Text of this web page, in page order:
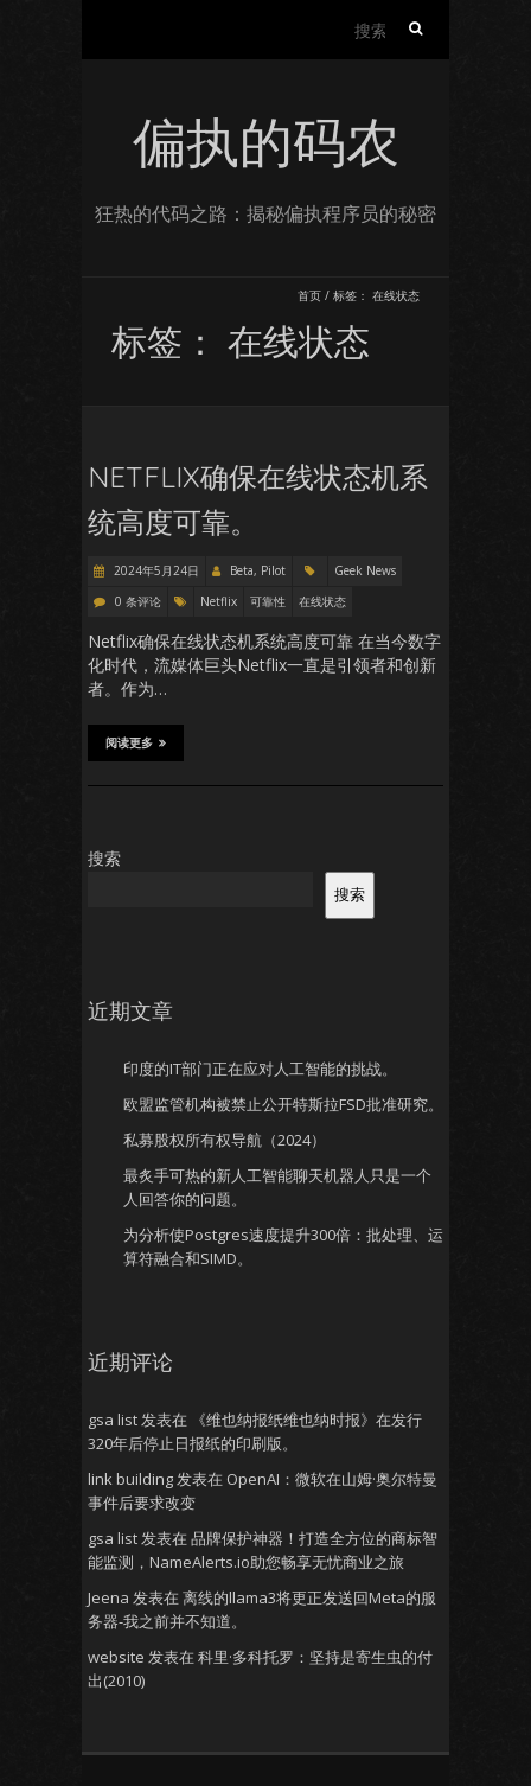
偏执的码农
狂热的代码之路：揭秘偏执程序员的秘密
首页 / 标签： 在线状态
标签： 在线状态
NETFLIX确保在线状态机系
统高度可靠。
2024年5月24日 Beta, Pilot
Geek News
0 条评论
Netflix 可靠性 在线状态
Netflix确保在线状态机系统高度可靠 在当今数字
化时代，流媒体巨头Netflix一直是引领者和创新
者。作为…
阅读更多
搜索
搜索
近期文章
印度的IT部门正在应对人工智能的挑战。
欧盟监管机构被禁止公开特斯拉FSD批准研究。
私募股权所有权导航（2024）
最炙手可热的新人工智能聊天机器人只是一个
人回答你的问题。
为分析使Postgres速度提升300倍：批处理、运
算符融合和SIMD。
近期评论
gsa list发表在
《维也纳报纸维也纳时报》在发行
320年后停止日报纸的印刷版。
link building发表在 OpenAI：微软在山姆·奥尔特曼
事件后要求改变
gsa list发表在 品牌保护神器！打造全方位的商标智
能监测，NameAlerts.io助您畅享无忧商业之旅
Jeena 发表在 离线的llama3将更正发送回Meta的服
务器-我之前并不知道。
website 发表在 科里·多科托罗：坚持是寄生虫的付
出(2010)